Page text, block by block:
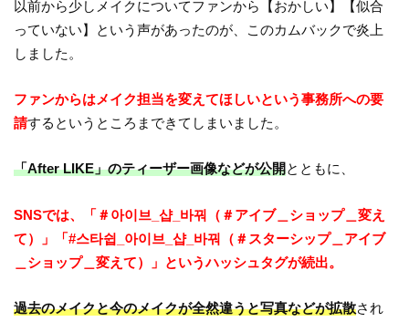
以前から少しメイクについてファンから【おかしい】【似合
っていない】という声があったのが、このカムバックで炎上
しました。
ファンからはメイク担当を変えてほしいという事務所への要
請するというところまできてしまいました。
「After LIKE」のティーザー画像などが公開とともに、
SNSでは、「＃아이브_샵_바꿔（＃アイブ＿ショップ＿変え
て）」「#스타쉽_아이브_샵_바꿔（＃スターシップ＿アイブ
＿ショップ＿変えて）」というハッシュタグが続出。
過去のメイクと今のメイクが全然違うと写真などが拡散され